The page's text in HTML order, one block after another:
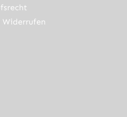
37
X, Bosch
Link)
(externer Link)
neuem Tab (externer Link)
Link)